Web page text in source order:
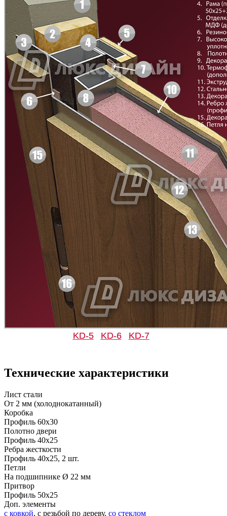
Д-33 Д-35 Н
Д-35 С Д-35 СС
Д-36 46 30
Д-36 С Д-36 СС
Д-37 Н
C49 C50
C52
C54
C55
KD-5 KD-6 KD-7
Технические характеристики
Лист стали
От 2 мм (холоднокатанный)
Коробка
Профиль 60х30
Полотно двери
Профиль 40х25
Ребра жесткости
Профиль 40х25, 2 шт.
Петли
На подшипнике Ø 22 мм
Притвор
Профиль 50х25
Доп. элементы
с ковкой, с резьбой по дереву, со стеклом